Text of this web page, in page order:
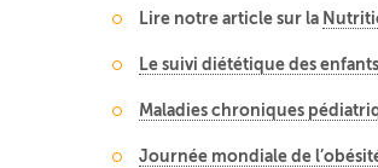
Lire notre article sur la
Le suivi diététique des
Maladies chroniques
Journée mondiale de